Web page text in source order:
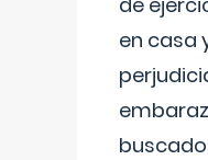
en casa